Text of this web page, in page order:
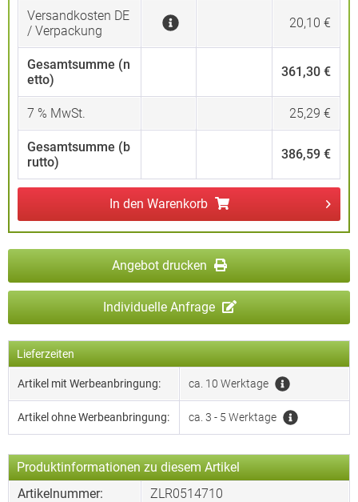
Versandkosten DE
/ Verpackung
20,10 €
Gesamtsumme (n
etto)
361,30 €
7 % MwSt. 25,29 €
Gesamtsumme (b
rutto)
386,59 €
In den Warenkorb
Angebot drucken
Individuelle Anfrage
Lieferzeiten
Artikel mit Werbeanbringung: ca. 10 Werktage
Artikel ohne Werbeanbringung: ca. 3 - 5 Werktage
Produktinformationen zu diesem Artikel
Artikelnummer:
ZLR0514710